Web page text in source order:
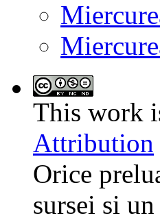
This work
Attribution
Orice
sursei si